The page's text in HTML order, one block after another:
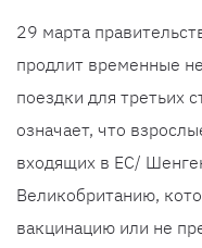
29 марта
продлит временные
поездки для третьих
означает, что
входящих в ЕС/
Великобританию,
вакцинацию или не